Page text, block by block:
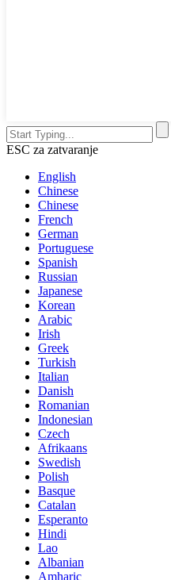
ESC za zatvaranje
English
Chinese
Chinese
French
German
Portuguese
Spanish
Russian
Japanese
Korean
Arabic
Irish
Greek
Turkish
Italian
Danish
Romanian
Indonesian
Czech
Afrikaans
Swedish
Polish
Basque
Catalan
Esperanto
Hindi
Lao
Albanian
Amharic